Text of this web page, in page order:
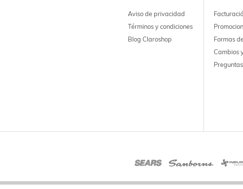
Aviso de privacidad
Términos y condiciones
Blog Claroshop
Formas
Cambios